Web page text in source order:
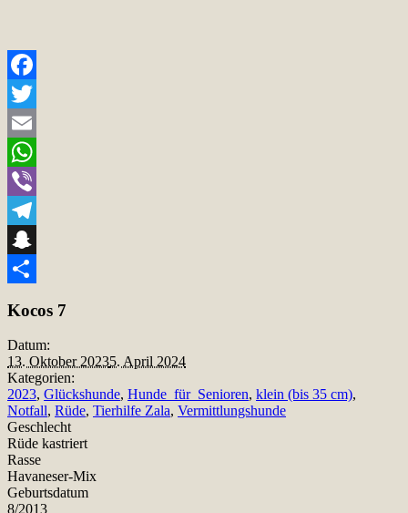
Facebook
Twitter
Email
WhatsApp
Viber
Telegram
Snapchat
Kocos 7
Datum:
13. Oktober 20235. April 2024
Kategorien:
2023, Glückshunde, Hunde_für_Senioren, klein (bis 35 cm),
Notfall, Rüde, Tierhilfe Zala, Vermittlungshunde
Geschlecht
Rüde kastriert
Rasse
Havaneser-Mix
Geburtsdatum
8/2013